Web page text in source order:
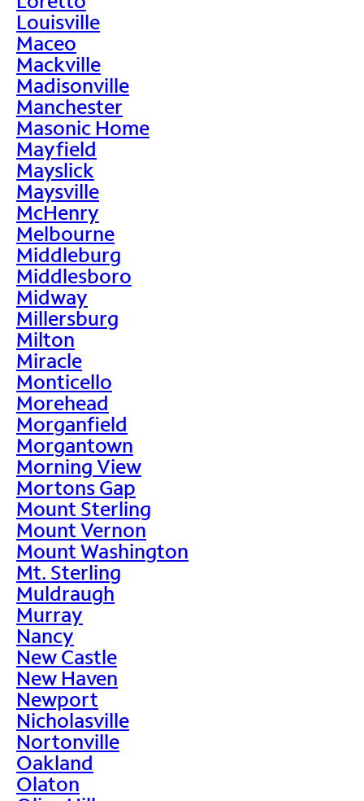
Louisville
Maceo
Mackville
Madisonville
Manchester
Masonic Home
Mayfield
Mayslick
Maysville
McHenry
Melbourne
Middleburg
Middlesboro
Midway
Millersburg
Milton
Miracle
Monticello
Morehead
Morganfield
Morgantown
Morning View
Mortons Gap
Mount Sterling
Mount Vernon
Mount Washington
Mt. Sterling
Muldraugh
Murray
Nancy
New Castle
New Haven
Newport
Nicholasville
Nortonville
Oakland
Olaton